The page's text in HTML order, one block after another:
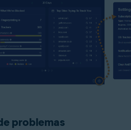
problemas